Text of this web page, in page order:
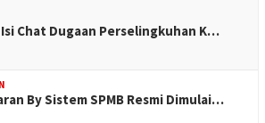
Chat Dugaan Perselingkuhan K…
By Sistem SPMB Resmi Dimulai…